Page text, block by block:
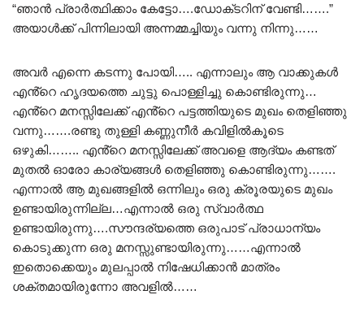
“ഞാൻ പ്രാർത്ഥിക്കാം കേട്ടോ….ഡോക്‌ടറിന്‌ വേണ്ടി…….”
അയാൾക്ക് പിന്നിലായി അന്നമ്മച്ചിയും വന്നു നിന്നു……
അവർ എന്നെ കടന്നു പോയി….. എന്നാലും ആ വാക്കുകൾ
എൻ്റെ ഹൃദയത്തെ ചുട്ടു പൊള്ളിച്ചു കൊണ്ടിരുന്നു…
എൻ്റെ മനസ്സിലേക്ക് എൻ്റെ പട്ടത്തിയുടെ മുഖം തെളിഞ്ഞു
വന്നു…….രണ്ടു തുള്ളി കണ്ണുനീർ കവിളിൽകൂടെ
ഒഴുകി…….. എൻ്റെ മനസ്സിലേക്ക് അവളെ ആദ്യം കണ്ടത്
മുതൽ ഓരോ കാര്യങ്ങൾ തെളിഞ്ഞു കൊണ്ടിരുന്നു…….
എന്നാൽ ആ മുഖങ്ങളിൽ ഒന്നിലും ഒരു ക്രൂരയുടെ മുഖം
ഉണ്ടായിരുന്നില്ല…എന്നാൽ ഒരു സ്വാർത്ഥ
ഉണ്ടായിരുന്നു….സൗന്ദര്യത്തെ ഒരുപാട് പ്രാധാന്യം
കൊടുക്കുന്ന ഒരു മനസ്സുണ്ടായിരുന്നു……എന്നാൽ
ഇതൊക്കെയും മുലപ്പാൽ നിഷേധിക്കാൻ മാത്രം
ശക്തമായിരുന്നോ അവളിൽ……